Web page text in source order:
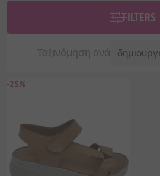
FILTERS
Ταξινόμηση ανά
-25%